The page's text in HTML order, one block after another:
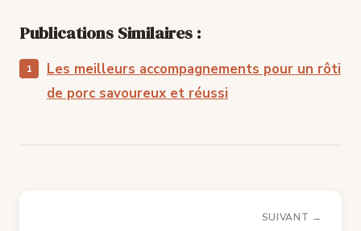
Publications Similaires :
Les meilleurs accompagnements pour un rôti
de porc savoureux et réussi
SUIVANT →